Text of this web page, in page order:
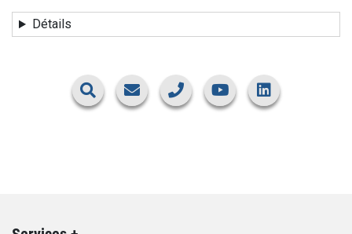
Détails